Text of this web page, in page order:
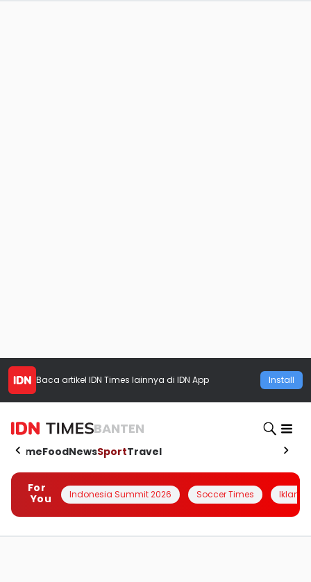
Baca artikel IDN Times lainnya di IDN App Install
BANTEN
HomeFoodNewsSportTravel
For
You
Indonesia Summit 2026 Soccer Times Iklanin